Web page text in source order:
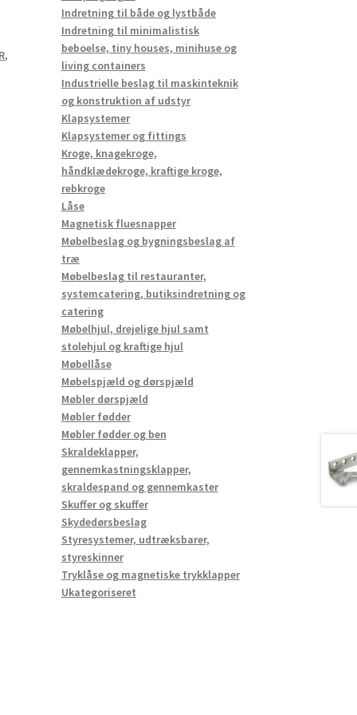
,
Indretning til både og lystbåde
Indretning til minimalistisk
beboelse, tiny houses, minihuse og
living containers
Industrielle beslag til maskinteknik
og konstruktion af udstyr
Klapsystemer
Klapsystemer og fittings
Kroge, knagekroge,
håndklædekroge, kraftige kroge,
rebkroge
Låse
Magnetisk fluesnapper
Møbelbeslag og bygningsbeslag af
træ
Møbelbeslag til restauranter,
systemcatering, butiksindretning og
catering
Møbelhjul, drejelige hjul samt
stolehjul og kraftige hjul
Møbellåse
Møbelspjæld og dørspjæld
Møbler dørspjæld
Møbler fødder
Møbler fødder og ben
Skraldeklapper,
gennemkastningsklapper,
skraldespand og gennemkaster
Skuffer og skuffer
Skydedørsbeslag
Styresystemer, udtræksbarer,
styreskinner
Tryklåse og magnetiske trykklapper
Ukategoriseret